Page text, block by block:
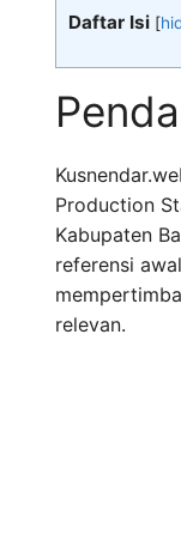
Daftar Isi [
Production
Kabupaten
referensi
relevan.